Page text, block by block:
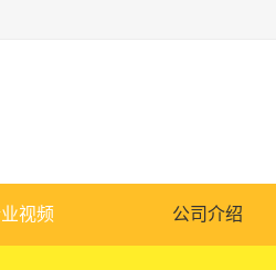
视频 公司介绍